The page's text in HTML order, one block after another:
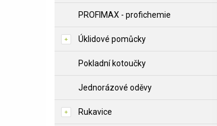
PROFIMAX - profichemie
Úklidové pomůcky
Pokladní kotoučky
Jednorázové oděvy
Rukavice